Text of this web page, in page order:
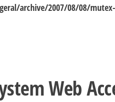
archive/2007/08/08/mutex-
Web